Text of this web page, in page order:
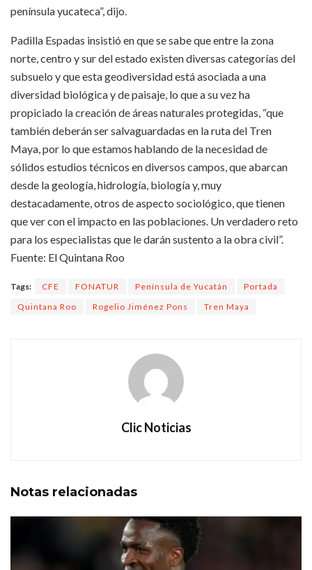
península yucateca”, dijo.
Padilla Espadas insistió en que se sabe que entre la zona
norte, centro y sur del estado existen diversas categorías del
subsuelo y que esta geodiversidad está asociada a una
diversidad biológica y de paisaje, lo que a su vez ha
propiciado la creación de áreas naturales protegidas, “que
también deberán ser salvaguardadas en la ruta del Tren
Maya, por lo que estamos hablando de la necesidad de
sólidos estudios técnicos en diversos campos, que abarcan
desde la geología, hidrología, biología y, muy
destacadamente, otros de aspecto sociológico, que tienen
que ver con el impacto en las poblaciones. Un verdadero reto
para los especialistas que le darán sustento a la obra civil”.
Fuente: El Quintana Roo
Tags: CFE FONATUR Península de Yucatán
Portada
Quintana Roo
Rogelio Jiménez Pons Tren Maya
Clic Noticias
Notas relacionadas